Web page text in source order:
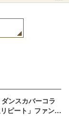
ンスカバーコラ
ピート」ファン歓